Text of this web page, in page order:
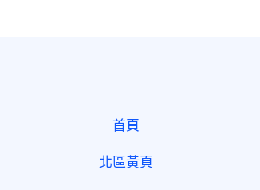
首頁
北區黃頁